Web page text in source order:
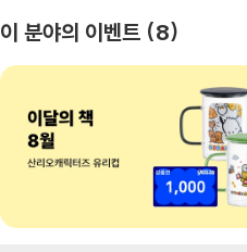
이 분야의 이벤트 8